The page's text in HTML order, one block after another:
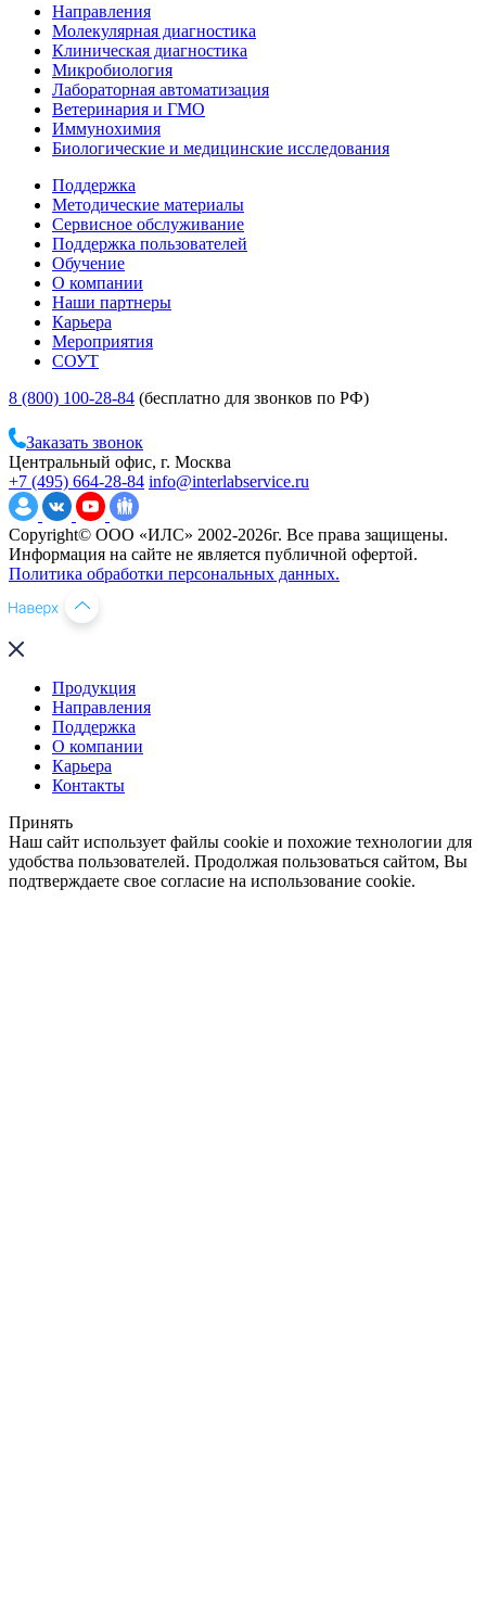
Направления
Молекулярная диагностика
Клиническая диагностика
Микробиология
Лабораторная автоматизация
Ветеринария и ГМО
Иммунохимия
Биологические и медицинские исследования
Поддержка
Методические материалы
Сервисное обслуживание
Поддержка пользователей
Обучение
О компании
Наши партнеры
Карьера
Мероприятия
СОУТ
8 (800) 100-28-84 (бесплатно для звонков по РФ)
Заказать звонок
Центральный офис, г. Москва
+7 (495) 664-28-84 info@interlabservice.ru
Copyright© ООО «ИЛС» 2002-2026г. Все права защищены.
Информация на сайте не является публичной офертой.
Политика обработки персональных данных.
Продукция
Направления
Поддержка
О компании
Карьера
Контакты
Принять
Наш сайт использует файлы cookie и похожие технологии для
удобства пользователей. Продолжая пользоваться сайтом, Вы
подтверждаете свое согласие на использование cookie.